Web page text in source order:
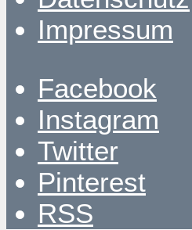
Impressum
Facebook
Instagram
Twitter
Pinterest
RSS